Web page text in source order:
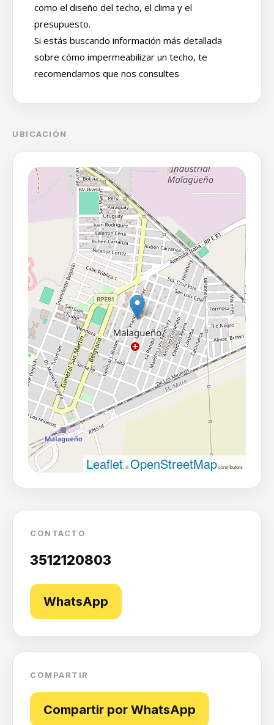
como el diseño del techo, el clima y el
presupuesto.
Si estás buscando información más detallada
sobre cómo impermeabilizar un techo, te
recomendamos que nos consultes
UBICACIÓN
Leaflet , ©OpenStreetMapcontributors
CONTACTO
3512120803
WhatsApp
COMPARTIR
Compartir por WhatsApp